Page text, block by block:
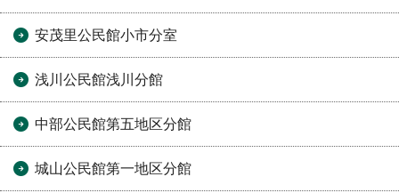
安茂里公民館小市分室
浅川公民館浅川分館
中部公民館第五地区分館
城山公民館第一地区分館